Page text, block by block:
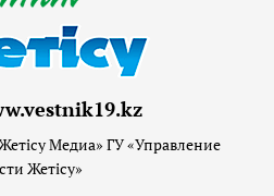
Медиа» ГУ «Управление
Жетісу»